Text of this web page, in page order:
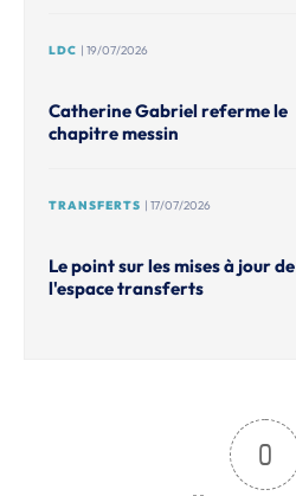
LDC | 19/07/2026
Catherine Gabriel referme le
chapitre messin
TRANSFERTS | 17/07/2026
Le point sur les mises à jour de
l'espace transferts
0